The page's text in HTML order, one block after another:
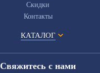
Скидки
Контакты
КАТАЛОГ
Свяжитесь с нами